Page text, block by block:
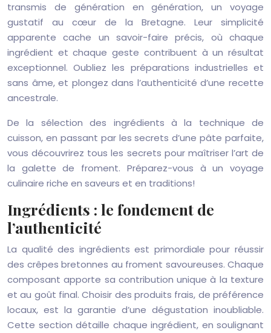
transmis de génération en génération, un voyage
gustatif au cœur de la Bretagne. Leur simplicité
apparente cache un savoir-faire précis, où chaque
ingrédient et chaque geste contribuent à un résultat
exceptionnel. Oubliez les préparations industrielles et
sans âme, et plongez dans l’authenticité d’une recette
ancestrale.
De la sélection des ingrédients à la technique de
cuisson, en passant par les secrets d’une pâte parfaite,
vous découvrirez tous les secrets pour maîtriser l’art de
la galette de froment. Préparez-vous à un voyage
culinaire riche en saveurs et en traditions!
Ingrédients : le fondement de
l’authenticité
La qualité des ingrédients est primordiale pour réussir
des crêpes bretonnes au froment savoureuses. Chaque
composant apporte sa contribution unique à la texture
et au goût final. Choisir des produits frais, de préférence
locaux, est la garantie d’une dégustation inoubliable.
Cette section détaille chaque ingrédient, en soulignant